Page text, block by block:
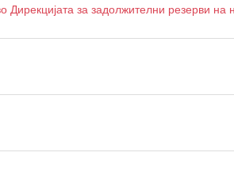
Дирекцијата за задолжителни резерви